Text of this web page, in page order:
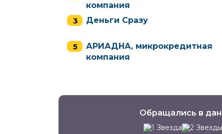
компания
Деньги Сразу
АРИАДНА, микрокредитная
компания
Обращались в